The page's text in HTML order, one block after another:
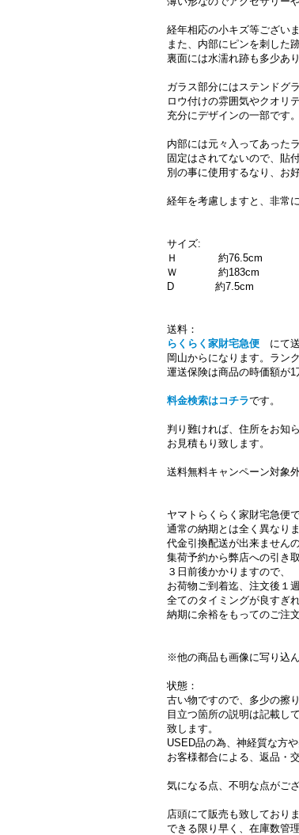
経年相応の小キズ等ございま
また、内部にピンを刺した
裏面には水濡れ跡も多少あり
ガラス部分にはステンドグ
ロウ付けの雰囲気やクオリ
充分にデザインの一部です。
内部には元々入ってあった
固定はされてないので、貼
別の事に使用するなり、お
経年を考慮しますと、非常
サイズ:
Ｈ 約76.5cm
Ｗ 約183cm
D 約7.5cm
送料：
らくらく家財宅急便 にて送
岡山からになります。ラン
運送保険は商品の時価額が1
料金検索はコチラです。
判り難ければ、住所をお知
お見積もり致します。
送料無料キャンペーン対象
ヤマトらくらく家財宅急便
通常の納期とは全く異なりま
代金引換配送が出来ません
集荷予約から弊店への引き
３日前後かかりますので、
お荷物ご到着迄、注文後１
全てのタイミングが良すぎ
納期に余裕をもってのご注
※他の商品も画像に写り込
状態：
古い物ですので、多少の擦
目立つ箇所の説明は記載し
致します。
USED品の為、神経質な方
お客様都合による、返品・
気になる点、不明な点がご
店頭にて販売も致しておりま
できる限り早く、在庫数管